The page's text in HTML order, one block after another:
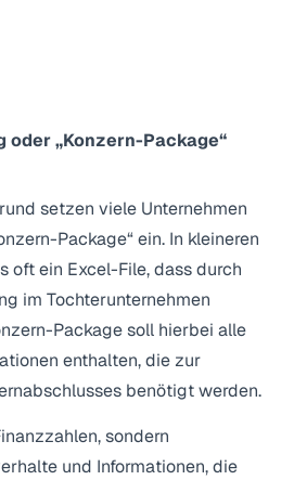
oder „Konzern-Package“
setzen viele Unternehmen
Package“ ein. In kleineren
oft ein Excel-File, dass durch
im Tochterunternehmen
Package soll hierbei alle
enthalten, die zur
benötigt werden.
sondern
und Informationen, die